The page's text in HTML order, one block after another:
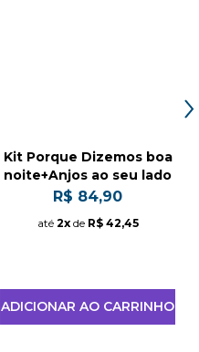
Kit Porque Dizemos boa
noite+Anjos ao seu lado
3D
R$ 84,90
até 2xde R$ 42,45
ADICIONAR AO CARRINHO